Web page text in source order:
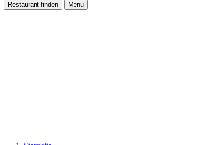
Restaurant finden
Menu